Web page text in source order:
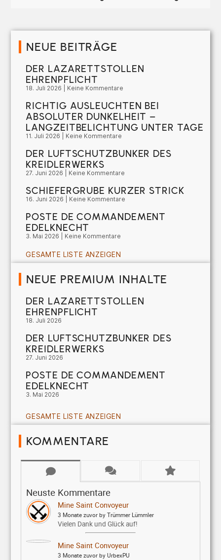
NEUE BEITRÄGE
DER LAZARETTSTOLLEN
EHRENPFLICHT
18. Juli 2026 Keine Kommentare
RICHTIG AUSLEUCHTEN BEI
ABSOLUTER DUNKELHEIT –
LANGZEITBELICHTUNG UNTER TAGE
11. Juli 2026 Keine Kommentare
DER LUFTSCHUTZBUNKER DES
KREIDLERWERKS
27. Juni 2026 Keine Kommentare
SCHIEFERGRUBE KURZER STRICK
16. Juni 2026 Keine Kommentare
POSTE DE COMMANDEMENT
EDELKNECHT
3. Mai 2026 Keine Kommentare
GESAMTE LISTE ANZEIGEN
NEUE PREMIUM INHALTE
DER LAZARETTSTOLLEN
EHRENPFLICHT
18. Juli 2026
DER LUFTSCHUTZBUNKER DES
KREIDLERWERKS
27. Juni 2026
POSTE DE COMMANDEMENT
EDELKNECHT
3. Mai 2026
GESAMTE LISTE ANZEIGEN
KOMMENTARE
Neuste Kommentare
Mine Saint Convoyeur
3 Monate zuvor by Trümmer Lümmler
Vielen Dank und Glück auf!
Mine Saint Convoyeur
3 Monate zuvor by UrbexPU